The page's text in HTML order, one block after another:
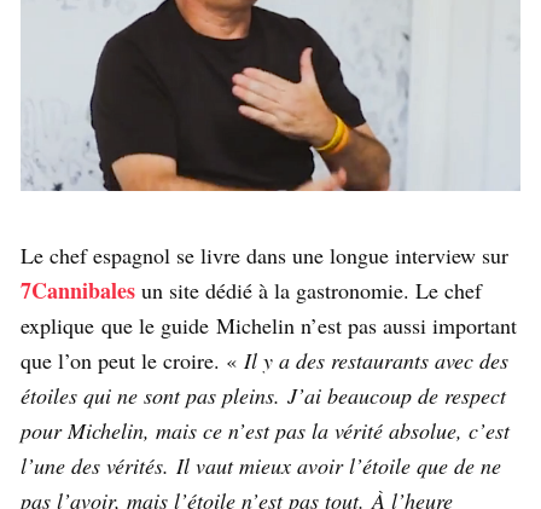
Le chef espagnol se livre dans une longue interview sur
7Cannibales un site dédié à la gastronomie. Le chef
explique que le guide Michelin n’est pas aussi important
que l’on peut le croire. « Il y a des restaurants avec des
étoiles qui ne sont pas pleins. J’ai beaucoup de respect
pour Michelin, mais ce n’est pas la vérité absolue, c’est
l’une des vérités. Il vaut mieux avoir l’étoile que de ne
pas l’avoir, mais l’étoile n’est pas tout. À l’heure